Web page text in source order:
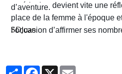
américaine devient vite une
place de la femme à l'époque
l’occasion d’affirmer ses
dire.
d’aventure.
SDJuan
PartagerFacebook
X